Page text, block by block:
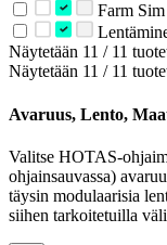
Farm Sim
Näytetään 11 / 11
Näytetään 11 / 11
Avaruus, Lento,
Valitse HOTAS-
ohjainsauvassa)
täysin modulaarisia
siihen tarkoitetuilla